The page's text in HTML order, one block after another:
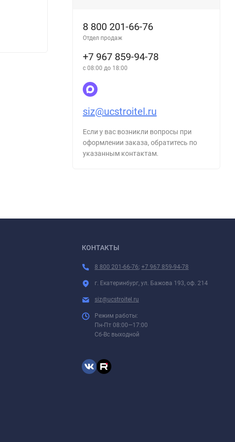
8 800 201-66-76
Отдел продаж
+7 967 859-94-78
с 08:00 до 18:00
siz@ucstroitel.ru
Если у вас возникли вопросы при
оформлении заказа, обратитесь по
указанным контактам.
КОНТАКТЫ
8 800 201-66-76; +7 967 859-94-78
г. Екатеринбург, ул. Бажова 193, оф. 214
siz@ucstroitel.ru
Режим работы:
Пн-Пт 08:00—17:00
Сб-Вс выходной